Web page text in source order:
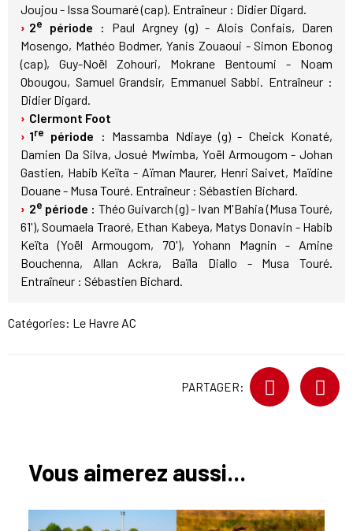
Joujou - Issa Soumaré (cap). Entraîneur : Didier Digard.
2e période :
Paul Argney (g) - Alois Confais, Daren
Mosengo, Mathéo Bodmer, Yanis Zouaoui - Simon Ebonog
(cap), Guy-Noël Zohouri, Mokrane Bentoumi - Noam
Obougou, Samuel Grandsir, Emmanuel Sabbi. Entraîneur :
Didier Digard.
Clermont Foot
1re période : Massamba Ndiaye (g) - Cheick Konaté,
Damien Da Silva, Josué Mwimba, Yoël Armougom - Johan
Gastien, Habib Keïta - Aïman Maurer, Henri Saivet, Maïdine
Douane - Musa Touré. Entraîneur : Sébastien Bichard.
2e période : Théo Guivarch (g) - Ivan M'Bahia (Musa Touré,
61'), Soumaela Traoré, Ethan Kabeya, Matys Donavin - Habib
Keïta (Yoël Armougom, 70'), Yohann Magnin - Amine
Bouchenna, Allan Ackra, Baïla Diallo - Musa Touré.
Entraîneur : Sébastien Bichard.
Catégories: Le Havre AC
PARTAGER:
Vous aimerez aussi...